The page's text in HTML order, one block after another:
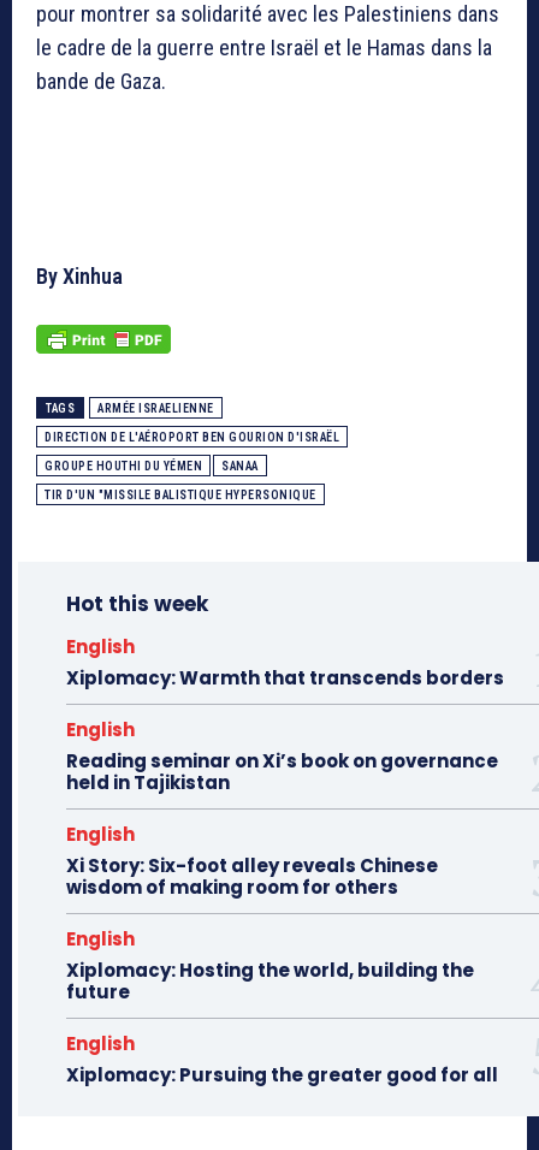
pour montrer sa solidarité avec les Palestiniens dans
le cadre de la guerre entre Israël et le Hamas dans la
bande de Gaza.
By Xinhua
TAGS ARMÉE ISRAELIENNE
DIRECTION DE L'AÉROPORT BEN GOURION D'ISRAËL
GROUPE HOUTHI DU YÉMEN SANAA
TIR D'UN "MISSILE BALISTIQUE HYPERSONIQUE
Hot this week
English
Xiplomacy: Warmth that transcends borders
English
Reading seminar on Xi’s book on governance
held in Tajikistan
English
Xi Story: Six-foot alley reveals Chinese
wisdom of making room for others
English
Xiplomacy: Hosting the world, building the
future
English
Xiplomacy: Pursuing the greater good for all